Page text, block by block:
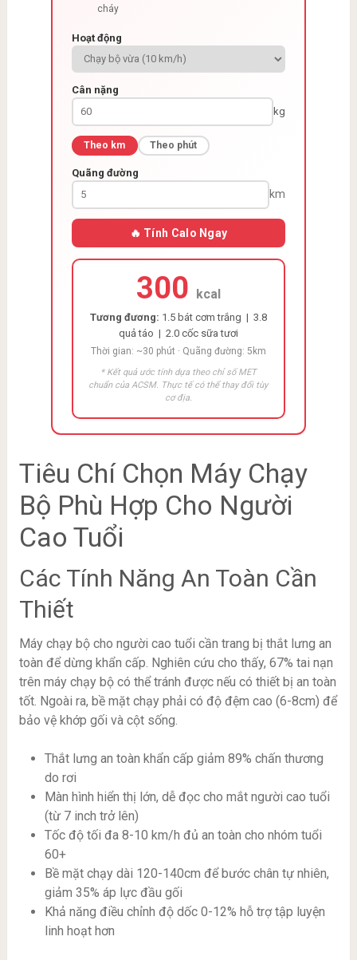
cháy
Hoạt động
Cân nặng
kg
Theo km Theo phút
Quãng đường
km
🔥 Tính Calo Ngay
300 kcal
Tương đương: 1.5 bát cơm trắng | 3.8
quả táo | 2.0 cốc sữa tươi
Thời gian: ~30 phút · Quãng đường: 5km
* Kết quả ước tính dựa theo chỉ số MET
chuẩn của ACSM. Thực tế có thể thay đổi tùy
cơ địa.
Tiêu Chí Chọn Máy Chạy
Bộ Phù Hợp Cho Người
Cao Tuổi
Các Tính Năng An Toàn Cần
Thiết
Máy chạy bộ cho người cao tuổi cần trang bị thắt lưng an
toàn để dừng khẩn cấp. Nghiên cứu cho thấy, 67% tai nạn
trên máy chạy bộ có thể tránh được nếu có thiết bị an toàn
tốt. Ngoài ra, bề mặt chạy phải có độ đệm cao (6-8cm) để
bảo vệ khớp gối và cột sống.
Thắt lưng an toàn khẩn cấp giảm 89% chấn thương
do rơi
Màn hình hiển thị lớn, dễ đọc cho mắt người cao tuổi
(từ 7 inch trở lên)
Tốc độ tối đa 8-10 km/h đủ an toàn cho nhóm tuổi
60+
Bề mặt chạy dài 120-140cm để bước chân tự nhiên,
giảm 35% áp lực đầu gối
Khả năng điều chỉnh độ dốc 0-12% hỗ trợ tập luyện
linh hoạt hơn